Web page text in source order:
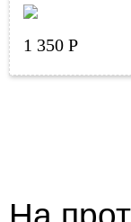
1 350 Р